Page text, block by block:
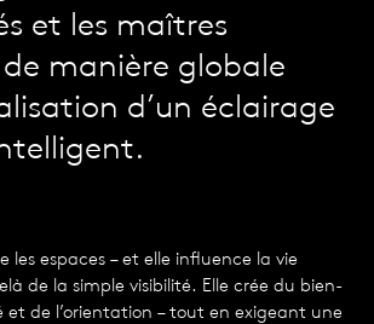
et les maîtres
de manière globale
d’un éclairage
les espaces – et elle influence la vie
de la simple visibilité. Elle crée du bien-
et de l’orientation – tout en exigeant une